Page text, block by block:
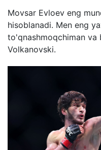
Movsar Evloev eng
hisoblanadi. Men eng
to'qnashmoqchiman
Volkanovski.